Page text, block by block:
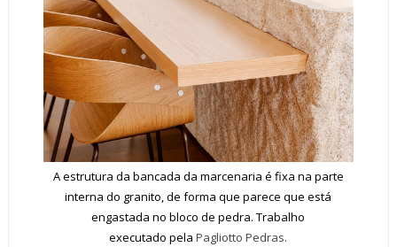
A estrutura da bancada da marcenaria é fixa na parte
interna do granito, de forma que parece que está
engastada no bloco de pedra. Trabalho
executado pelaPagliotto Pedras.